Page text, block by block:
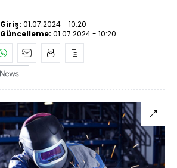
Giriş: 01.07.2024 - 10:20
Güncelleme: 01.07.2024 - 10:20